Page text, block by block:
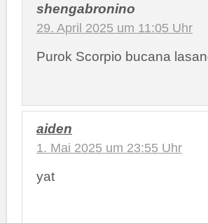
shengabronino
29. April 2025 um 11:05 Uhr
Purok Scorpio bucana
aiden
1. Mai 2025 um 23:55 Uhr
yat